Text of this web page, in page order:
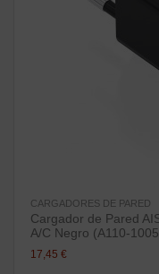
CARGADORES DE PARED
Cargador de Pared
A/C Negro (A110-
17,45 €